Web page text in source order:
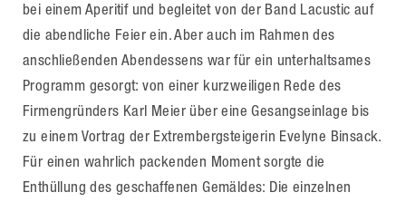
bei einem Aperitif und begleitet von der Band Lacustic auf
die abendliche Feier ein. Aber auch im Rahmen des
anschließenden Abendessens war für ein unterhaltsames
Programm gesorgt: von einer kurzweiligen Rede des
Firmengründers Karl Meier über eine Gesangseinlage bis
zu einem Vortrag der Extrembergsteigerin Evelyne Binsack.
Für einen wahrlich packenden Moment sorgte die
Enthüllung des geschaffenen Gemäldes: Die einzelnen